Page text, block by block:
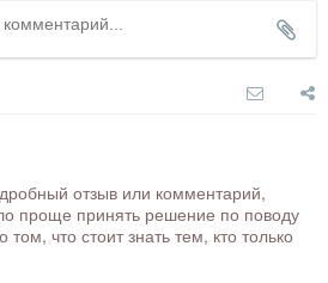
отзыв или комментарий,
проще принять решение по поводу
что стоит знать тем, кто только